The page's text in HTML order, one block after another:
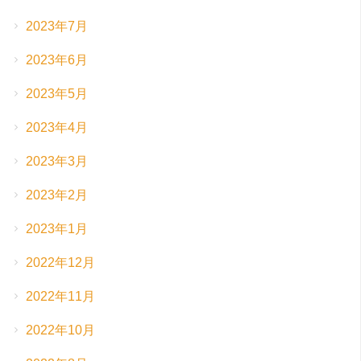
2023年7月
2023年6月
2023年5月
2023年4月
2023年3月
2023年2月
2023年1月
2022年12月
2022年11月
2022年10月